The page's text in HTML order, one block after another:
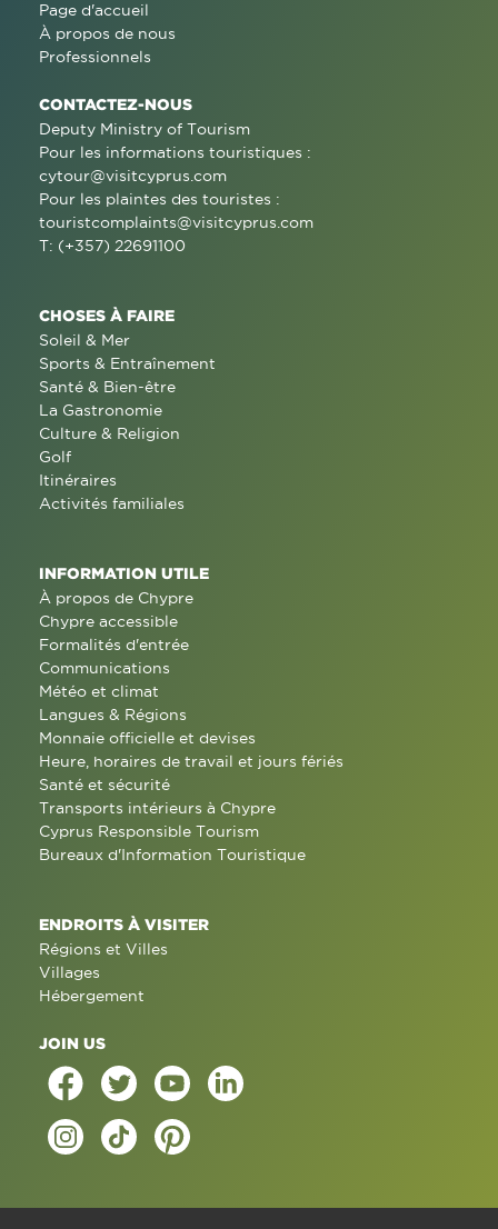
Page d'accueil
À propos de nous
Professionnels
CONTACTEZ-NOUS
Deputy Ministry of Tourism
Pour les informations touristiques :
cytour@visitcyprus.com
Pour les plaintes des touristes :
touristcomplaints@visitcyprus.com
T: (+357) 22691100
CHOSES À FAIRE
Soleil & Mer
Sports & Entraînement
Santé & Bien-être
La Gastronomie
Culture & Religion
Golf
Itinéraires
Activités familiales
INFORMATION UTILE
À propos de Chypre
Chypre accessible
Formalités d'entrée
Communications
Météo et climat
Langues & Régions
Monnaie officielle et devises
Heure, horaires de travail et jours fériés
Santé et sécurité
Transports intérieurs à Chypre
Cyprus Responsible Tourism
Bureaux d'Information Touristique
ENDROITS À VISITER
Régions et Villes
Villages
Hébergement
JOIN US